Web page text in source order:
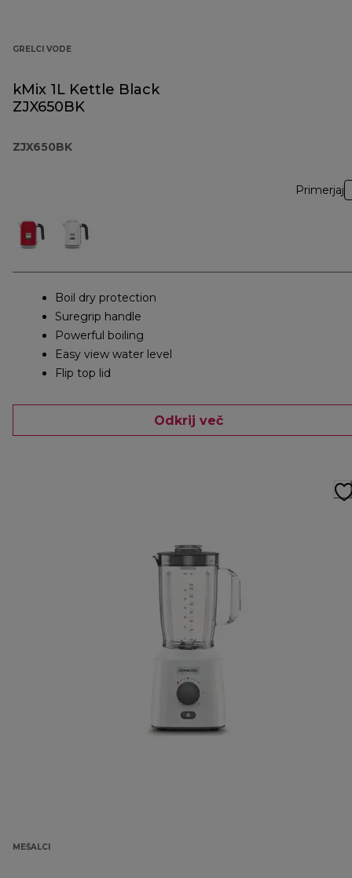
GRELCI VODE
kMix 1L Kettle Black
ZJX650BK
ZJX650BK
Primerjaj
Boil dry protection
Suregrip handle
Powerful boiling
Easy view water level
Flip top lid
Odkrij več
MEŠALCI